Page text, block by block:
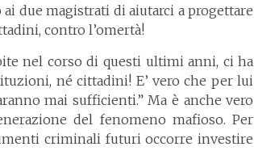
due magistrati di aiutarci a progettare
contro l’omertà!
nel corso di questi ultimi anni, ci ha
né cittadini! E’ vero che per lui
mai sufficienti.” Ma è anche vero
del fenomeno mafioso. Per
criminali futuri occorre investire